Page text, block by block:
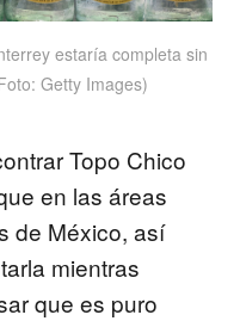
estaría completa sin
Getty Images)
Topo Chico
en las áreas
de México, así
mientras
que es puro